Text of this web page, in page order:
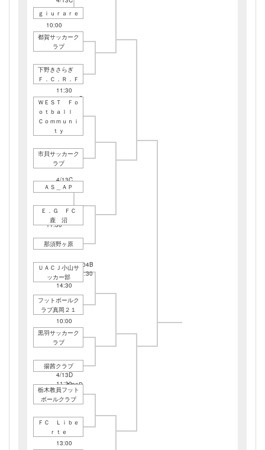
10:00
4/06C
10:00
ｇｉｕｒａｒｅ
4/20C
11:00
都賀サッカーク
ラブ
4/13C
11:30
下野きさらぎ
Ｆ．Ｃ．Ｒ．Ｆ
5/04B
13:30
ＷＥＳＴ Ｆｏ
ｏｔｂａｌｌ
Ｃｏｍｍｕｎｉ
ｔｙ
4/13C
13:00
市貝サッカーク
ラブ
4/20C
14:30
ＡＳ＿ＡＰ
4/06C
11:30
Ｅ．Ｇ ＦＣ
鹿 沼
4/13C
14:30
那須野ヶ原
ＵＡＣＪ小山サ
ッカー部
4/13D
10:00
フットボールク
ラブ真岡２１
4/20D
11:00
黒羽サッカーク
ラブ
4/13D
11:30
揚茜クラブ
栃木教員フット
ボールクラブ
4/13D
13:00
ＦＣ Ｌｉｂｅ
ｒｔｅ